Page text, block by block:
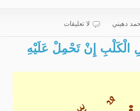
دهیني
لا تعليقات
الْكَلْبِ إِنْ تَحْمِلْ عَلَيْهِ